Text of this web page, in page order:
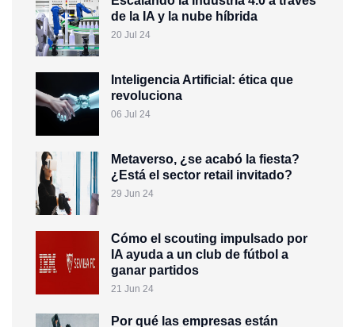
de la IA y la nube híbrida
20 Jul 24
Inteligencia Artificial: ética que
revoluciona
06 Jul 24
Metaverso, ¿se acabó la fiesta?
¿Está el sector retail invitado?
29 Jun 24
Cómo el scouting impulsado por
IA ayuda a un club de fútbol a
ganar partidos
21 Jun 24
Por qué las empresas están